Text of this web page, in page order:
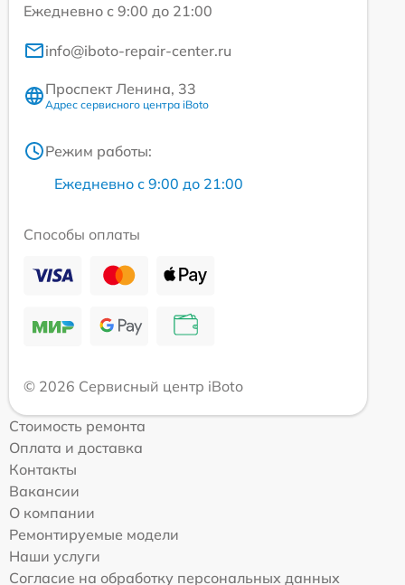
Ежедневно с 9:00 до 21:00
info@iboto-repair-center.ru
Проспект Ленина, 33
Адрес сервисного центра iBoto
Режим работы:
Ежедневно с 9:00 до 21:00
Способы оплаты
© 2026 Сервисный центр iBoto
Стоимость ремонта
Оплата и доставка
Контакты
Вакансии
О компании
Ремонтируемые модели
Наши услуги
Согласие на обработку персональных данных